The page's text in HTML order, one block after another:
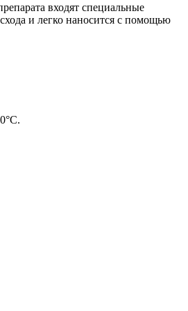
входят специальные
и легко наносится с помощью